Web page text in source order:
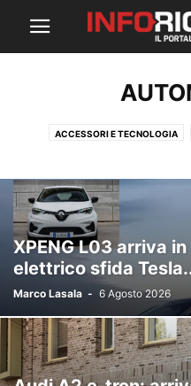
ACCESSORI E TECNOLOGIA
LAVORO ED ECONOMIA
RICAMBI TRUCK
XPENG L03 arriva
elettrico sfida
Marco Lasala - 6 Agosto 2026